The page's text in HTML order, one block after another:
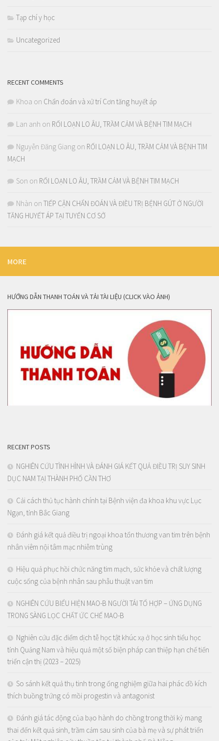
Tạp chí y học
Uncategorized
RECENT COMMENTS
Khoa on Chẩn đoán và xử trí Cơn tăng huyết áp
Lan anh on RỐI LOẠN LO ÂU, TRẦM CẢM VÀ BỆNH TIM MẠCH
Nguyễn Đăng Giang on RỐI LOẠN LO ÂU, TRẦM CẢM VÀ BỆNH TIM
MẠCH
Son on RỐI LOẠN LO ÂU, TRẦM CẢM VÀ BỆNH TIM MẠCH
Nhàn on TIẾP CẬN CHẨN ĐOÁN VÀ ĐIỀU TRỊ BỆNH GÚT Ở NGƯỜI
TĂNG HUYẾT ÁP TẠI TUYẾN CƠ SỞ
MORE
HƯỚNG DẪN THANH TOÁN VÀ TẢI TÀI LIỆU (CLICK VÀO ẢNH)
RECENT POSTS
NGHIÊN CỨU TÌNH HÌNH VÀ ĐÁNH GIÁ KẾT QUẢ ĐIỀU TRỊ SUY SINH
DỤC NAM TẠI THÀNH PHỐ CẦN THƠ
Cải cách thủ tục hành chính tại Bệnh viện đa khoa khu vực Lục
Ngạn, tỉnh Bắc Giang
Đánh giá kết quả điều trị ngoại khoa tổn thương van tim trên bệnh
nhân viêm nội tâm mạc nhiễm trùng
Hiệu quả phục hồi chức năng tim mạch, sức khỏe và chất lượng
cuộc sống của bệnh nhân sau phẫu thuật van tim
NGHIÊN CỨU BIỂU HIỆN MAO-B NGƯỜI TÁI TỔ HỢP – ỨNG DỤNG
TRONG SÀNG LỌC CHẤT ỨC CHẾ MAO-B
Nghiên cứu đặc điểm dịch tễ học tật khúc xạ ở học sinh tiểu học
tỉnh Quảng Nam và hiệu quả một số biện pháp can thiệp hạn chế tiến
triển cận thị (2023 – 2025)
So sánh kết quả thụ tinh trong ống nghiệm giữa hai phác đồ kích
thích buồng trứng có mồi progestin và antagonist
Đánh giá tác động của bạo hành do chồng trong thời kỳ mang
thai đến kết quả sinh, trầm cảm sau sinh của bà mẹ và sự phát triển